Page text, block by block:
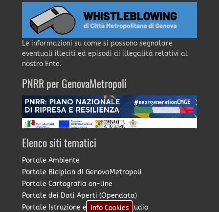
Le informazioni su come si possono segnalare
eventuali illeciti ed episodi di illegalità relativi al
nostro Ente.
PNRR per GenovaMetropoli
Elenco siti tematici
Portale Ambiente
Portale Biciplan di GenovaMetropoli
Portale Cartografia on-line
Portale dei Dati Aperti (Opendata)
Portale Istruzione e Diritto allo Studio
Info Cookies